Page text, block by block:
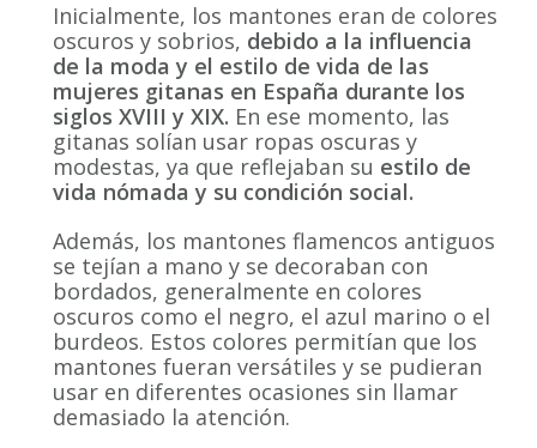
Inicialmente, los mantones eran de colores
oscuros y sobrios, debido a la influencia
de la moda y el estilo de vida de las
mujeres gitanas en España durante los
siglos XVIII y XIX. En ese momento, las
gitanas solían usar ropas oscuras y
modestas, ya que reflejaban su estilo de
vida nómada y su condición social.
Además, los mantones flamencos antiguos
se tejían a mano y se decoraban con
bordados, generalmente en colores
oscuros como el negro, el azul marino o el
burdeos. Estos colores permitían que los
mantones fueran versátiles y se pudieran
usar en diferentes ocasiones sin llamar
demasiado la atención.